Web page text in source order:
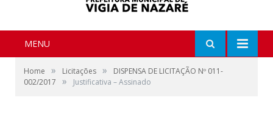
MENU
Home » Licitações »
DISPENSA DE LICITAÇÃO Nº 011-
002/2017
» Justificativa – Assinado